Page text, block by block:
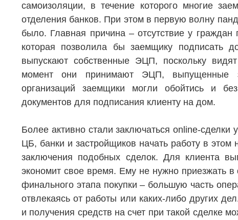
самоизоляции, в течение которого многие
отделения банков. При этом в первую волну
было. Главная причина – отсутствие у
которая позволила бы заемщику подписать
выпускают собственные ЭЦП, поскольку
момент они принимают ЭЦП, выпущенные
организаций заемщики могли обойтись и
документов для подписания клиенту на дом.
Более активно стали заключаться online-
ЦБ, банки и застройщиков начать работу в этом
заключения подобных сделок. Для клиента
экономит свое время. Ему не нужно приезжать
финального этапа покупки – большую часть
отвлекаясь от работы или каких-либо других
и получения средств на счет при такой сделке